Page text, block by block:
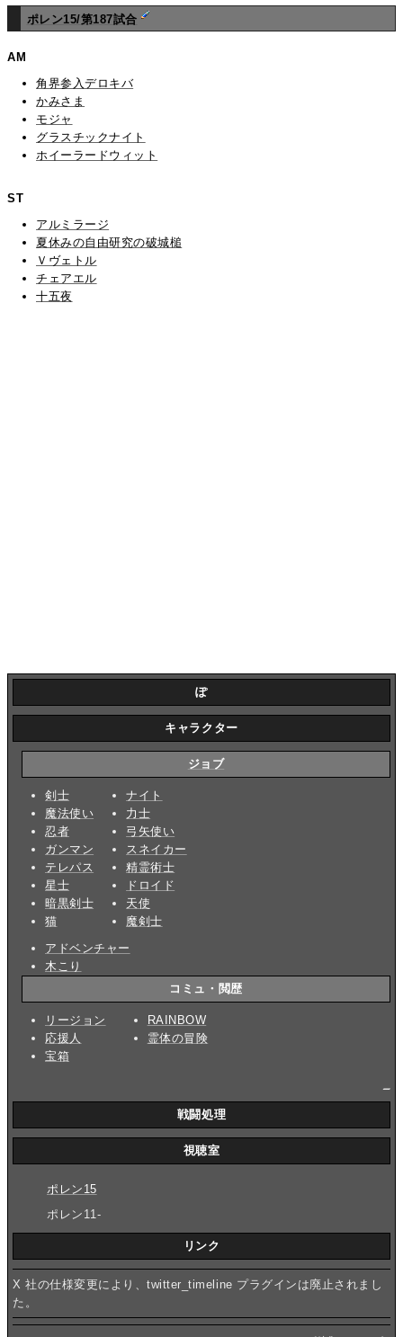
ポレン15/第187試合
AM
角界参入デロキバ
かみさま
モジャ
グラスチックナイト
ホイーラードウィット
ST
アルミラージ
夏休みの自由研究の破城槌
Ｖヴェトル
チェアエル
十五夜
ぽ
キャラクター
ジョブ
剣士
魔法使い
忍者
ガンマン
テレパス
星士
暗黒剣士
猫
ナイト
力士
弓矢使い
スネイカー
精霊術士
ドロイド
天使
魔剣士
アドベンチャー
木こり
コミュ・閲歴
リージョン
応援人
宝箱
RAINBOW
霊体の冒険
戦闘処理
視聴室
ポレン15
ポレン11-
リンク
X 社の仕様変更により、twitter_timeline プラグインは廃止されまし
た。